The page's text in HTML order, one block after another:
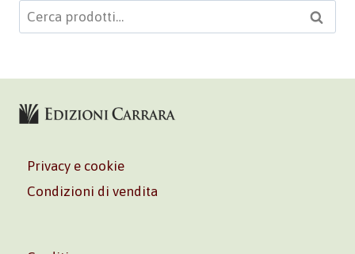
Cerca: Cerca
Privacy e cookie
Condizioni di vendita